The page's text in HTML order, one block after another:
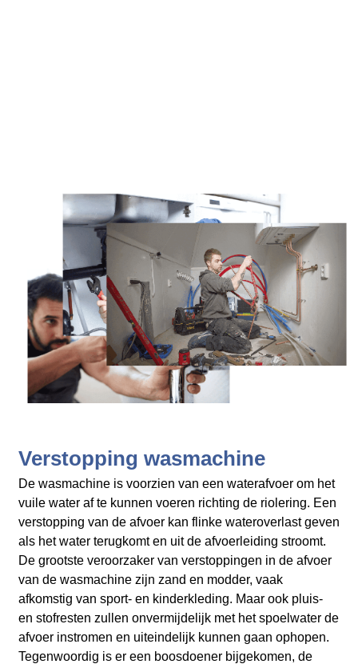
Verstopping wasmachine
De wasmachine is voorzien van een waterafvoer om het
vuile water af te kunnen voeren richting de riolering. Een
verstopping van de afvoer kan flinke wateroverlast geven
als het water terugkomt en uit de afvoerleiding stroomt.
De grootste veroorzaker van verstoppingen in de afvoer
van de wasmachine zijn zand en modder, vaak
afkomstig van sport- en kinderkleding. Maar ook pluis-
en stofresten zullen onvermijdelijk met het spoelwater de
afvoer instromen en uiteindelijk kunnen gaan ophopen.
Tegenwoordig is er een boosdoener bijgekomen, de